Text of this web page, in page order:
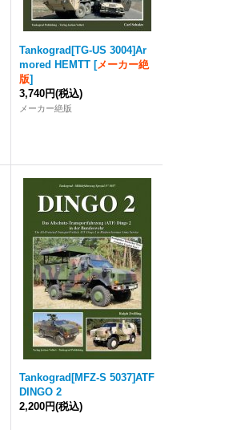
Tankograd [TG-US 3004]Ar
mored HEMTT [メーカー絶
版]
3,740円(税込)
メーカー絶版
Tankograd [MFZ-S 5037]ATF
DINGO 2
2,200円(税込)